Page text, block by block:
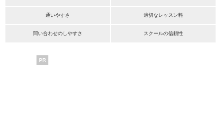
通いやすさ 適切なレッスン料
問い合わせのしやすさ スクールの信頼性
PR